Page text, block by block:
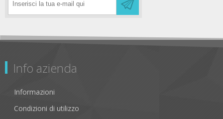
Info azienda
Informazioni
Condizioni di utilizzo